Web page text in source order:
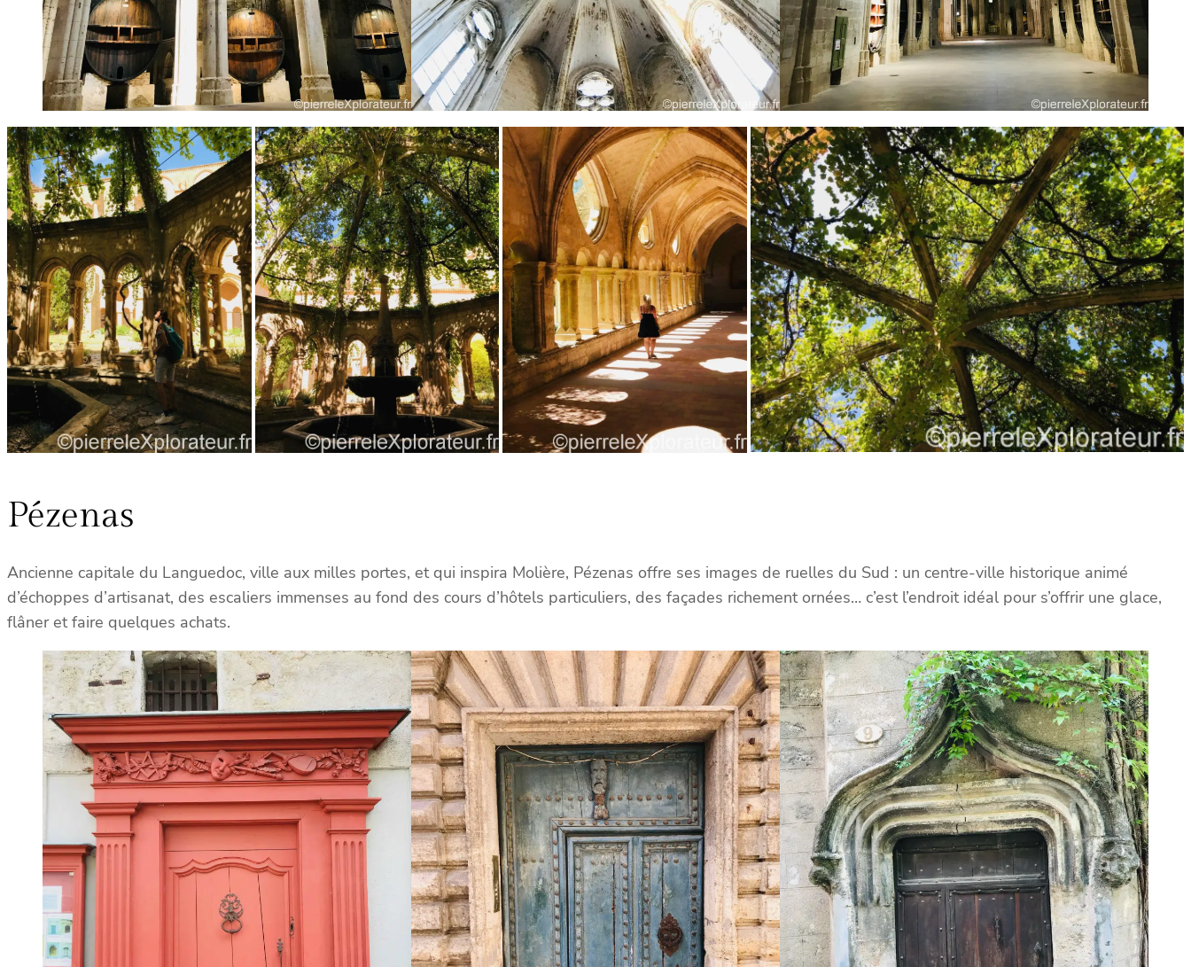
Pézenas
Ancienne capitale du Languedoc, ville aux milles portes, et qui inspira Molière, Pézenas offre ses images de ruelles du Sud : un centre-ville historique animé
d’échoppes d’artisanat, des escaliers immenses au fond des cours d’hôtels particuliers, des façades richement ornées… c’est l’endroit idéal pour s’offrir une glace,
flâner et faire quelques achats.